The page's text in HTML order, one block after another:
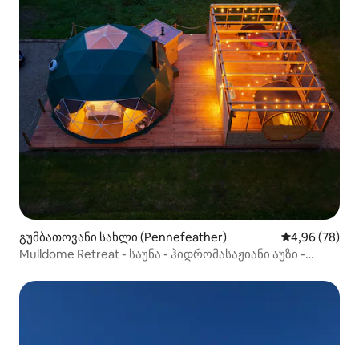
გუმბათოვანი სახლი (Pennefeather) საშუალო
4,96 (78)
Mulldome Retreat - საუნა - ჰიდრომასაჟიანი აუზი -